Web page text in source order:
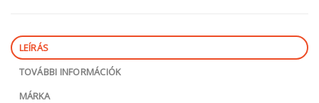
LEÍRÁS
TOVÁBBI INFORMÁCIÓK
MÁRKA